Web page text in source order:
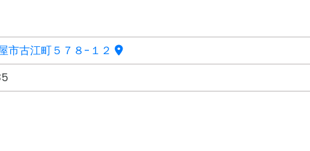
市古江町５７８-１２